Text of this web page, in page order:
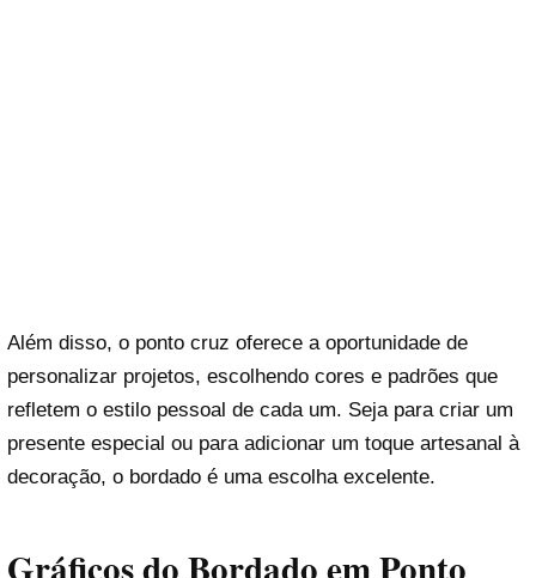
Além disso, o ponto cruz oferece a oportunidade de
personalizar projetos, escolhendo cores e padrões que
refletem o estilo pessoal de cada um. Seja para criar um
presente especial ou para adicionar um toque artesanal à
decoração, o bordado é uma escolha excelente.